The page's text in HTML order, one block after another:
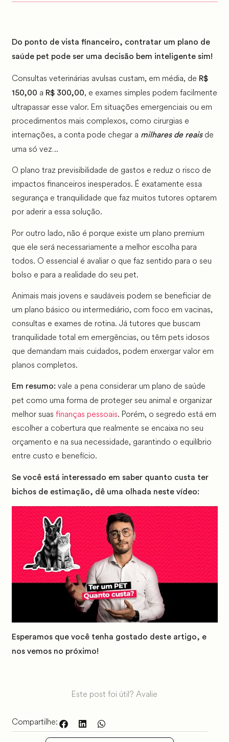
Do ponto de vista financeiro, contratar um plano de
saúde pet pode ser uma decisão bem inteligente sim!
Consultas veterinárias avulsas custam, em média, de R$
150,00 a R$ 300,00, e exames simples podem facilmente
ultrapassar esse valor. Em situações emergenciais ou em
procedimentos mais complexos, como cirurgias e
internações, a conta pode chegar a milhares de reaisde
uma só vez…
O plano traz previsibilidade de gastos e reduz o risco de
impactos financeiros inesperados. É exatamente essa
segurança e tranquilidade que faz muitos tutores optarem
por aderir a essa solução.
Por outro lado, não é porque existe um plano premium
que ele será necessariamente a melhor escolha para
todos. O essencial é avaliar o que faz sentido para o seu
bolso e para a realidade do seu pet.
Animais mais jovens e saudáveis podem se beneficiar de
um plano básico ou intermediário, com foco em vacinas,
consultas e exames de rotina. Já tutores que buscam
tranquilidade total em emergências, ou têm pets idosos
que demandam mais cuidados, podem enxergar valor em
planos completos.
Em resumo: vale a pena considerar um plano de saúde
pet como uma forma de proteger seu animal e organizar
melhor suas finanças pessoais. Porém, o segredo está em
escolher a cobertura que realmente se encaixa no seu
orçamento e na sua necessidade, garantindo o equilíbrio
entre custo e benefício.
Se você está interessado em saber quanto custa ter
bichos de estimação, dê uma olhada neste vídeo:
Esperamos que você tenha gostado deste artigo, e
nos vemos no próximo!
Este post foi útil? Avalie
Compartilhe: